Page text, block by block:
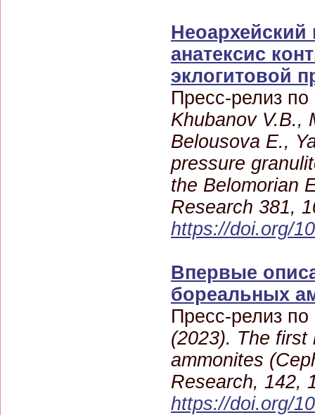
анатексис
эклогитовой
Пресс-релиз по
Khubanov V.B.,
Belousova E.,
pressure
the Belomorian
Research 381,
https://doi.org/
Впервые
бореальных
Пресс-релиз по
(2023). The first
ammonites
Research, 142,
https://doi.org/